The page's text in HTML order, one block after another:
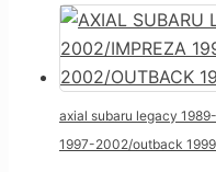
axial subaru legacy
1997-2002/outback